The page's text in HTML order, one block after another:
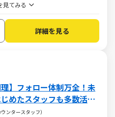
見てみる
詳細を見る
理】フォロー体制万全！未
めたスタッフも多数活躍
円☆家庭との両立も柔軟
ンタースタッフ）